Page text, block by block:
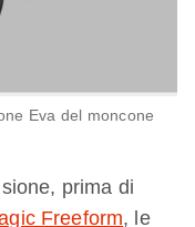
Eva del moncone
prima di
Freeform, le